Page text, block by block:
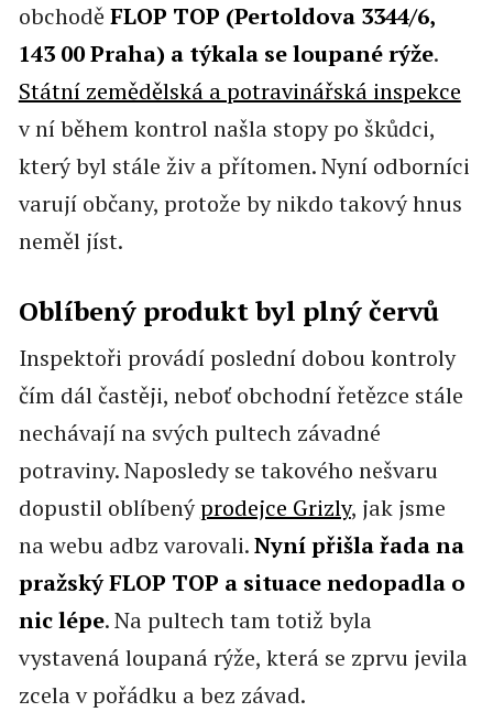
obchodě FLOP TOP (Pertoldova 3344/6,
143 00 Praha) a týkala se loupané rýže.
Státní zemědělská a potravinářská inspekce
v ní během kontrol našla stopy po škůdci,
který byl stále živ a přítomen. Nyní odborníci
varují občany, protože by nikdo takový hnus
neměl jíst.
Oblíbený produkt byl plný červů
Inspektoři provádí poslední dobou kontroly
čím dál častěji, neboť obchodní řetězce stále
nechávají na svých pultech závadné
potraviny. Naposledy se takového nešvaru
dopustil oblíbenýprodejce Grizly, jak jsme
na webu adbz varovali.Nyní přišla řada na
pražský FLOP TOP a situace nedopadla o
nic lépe. Na pultech tam totiž byla
vystavená loupaná rýže, která se zprvu jevila
zcela v pořádku a bez závad.